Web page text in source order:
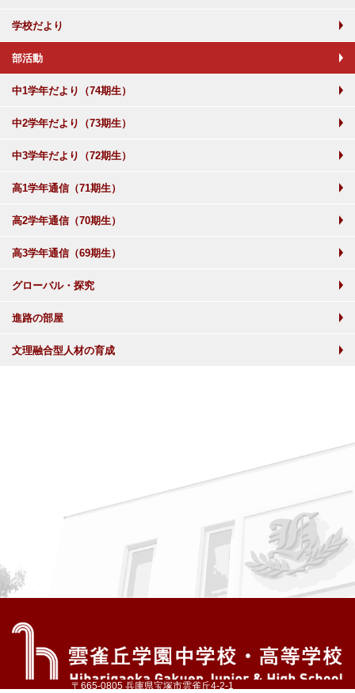
学校だより
部活動
中1学年だより（74期生）
中2学年だより（73期生）
中3学年だより（72期生）
高1学年通信（71期生）
高2学年通信（70期生）
高3学年通信（69期生）
グローバル・探究
進路の部屋
文理融合型人材の育成
〒665-0805 兵庫県宝塚市雲雀丘4-2-1